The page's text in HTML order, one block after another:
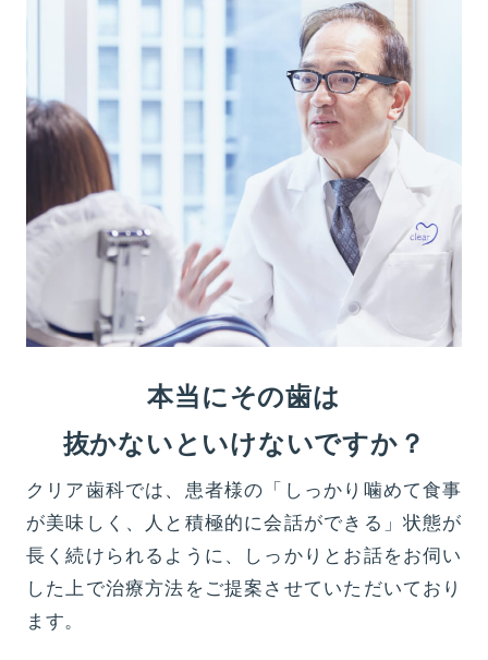
本当にその歯は
抜かないといけないですか？
クリア歯科では、患者様の「しっかり噛めて食事
が美味しく、人と積極的に会話ができる」状態が
長く続けられるように、しっかりとお話をお伺い
した上で治療方法をご提案させていただいており
ます。